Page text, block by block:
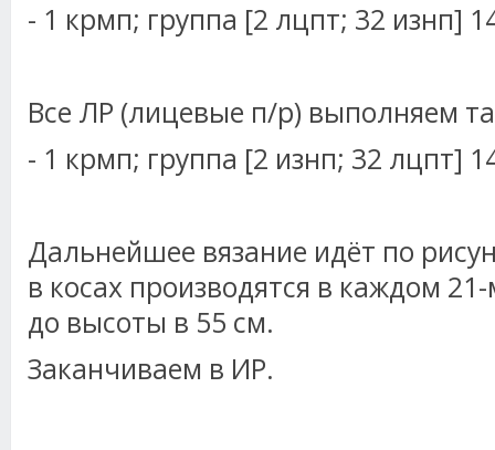
- 1 крмп; группа [2 лцпт; 32 изнп]
Все ЛР (лицевые п/р) выполняем
- 1 крмп; группа [2 изнп; 32 лцпт]
Дальнейшее вязание идёт по
в косах производятся в каждом
до высоты в 55 см.
Заканчиваем в ИР.